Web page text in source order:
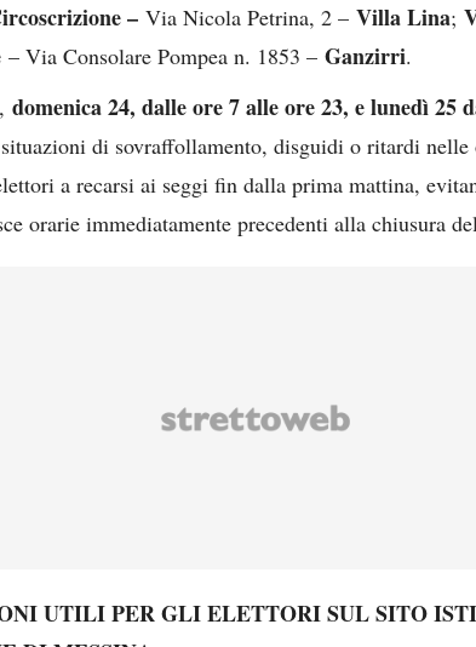
– Via Nicola Petrina, 2 – Villa Lina;
– Via Consolare Pompea n. 1853 – Ganzirri.
domenica 24, dalle ore 7 alle ore 23, e lunedì 25
di sovraffollamento, disguidi o ritardi
a recarsi ai seggi fin dalla prima mattina,
orarie immediatamente precedenti alla chiusura
UTILI PER GLI ELETTORI SUL SITO